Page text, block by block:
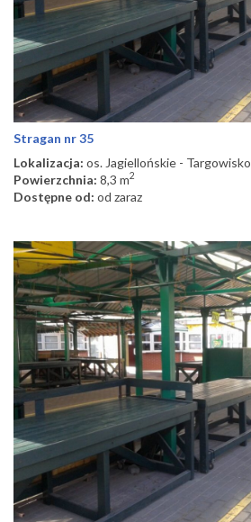
Stragan nr 35
Lokalizacja: os. Jagiellońskie - Targowisko
Powierzchnia: 8,3 m2
Dostępne od: od zaraz